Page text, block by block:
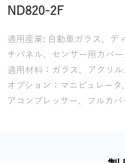
ND820-2F
適用産業: 自動車ガラス、デ
チパネル、センサー用カバ
適用材料：ガラス、アクリル
オプション：マニピュレー
アコンプレッサー、フルカ